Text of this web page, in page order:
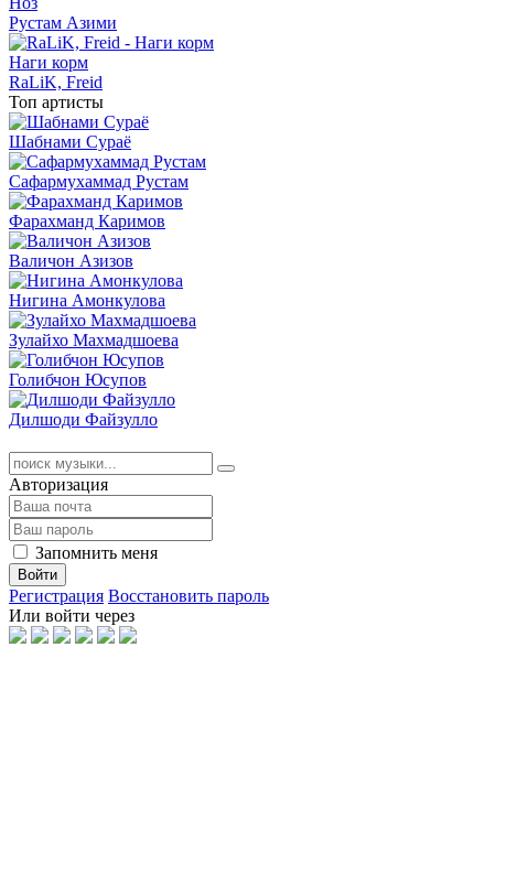
Рустам Азими
Наги корм
RaLiK, Freid
Топ артисты
Шабнами Сураё
Сафармухаммад Рустам
Фарахманд Каримов
Валичон Азизов
Нигина Амонкулова
Зулайхо Махмадшоева
Голибчон Юсупов
Дилшоди Файзулло
Авторизация
Запомнить меня
Войти
Регистрация Восстановить пароль
Или войти через